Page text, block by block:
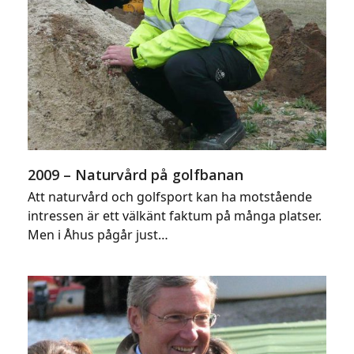
2009 – Naturvård på golfbanan
Att naturvård och golfsport kan ha motstående
intressen är ett välkänt faktum på många platser.
Men i Åhus pågår just…